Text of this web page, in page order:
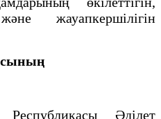
жауапкершілігін
Әділет